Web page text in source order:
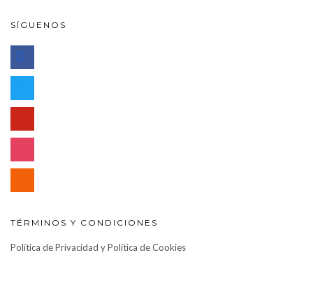
SÍGUENOS
facebook
twitter
pinterest
instagram
rss
TÉRMINOS Y CONDICIONES
Política de Privacidad y Política de Cookies